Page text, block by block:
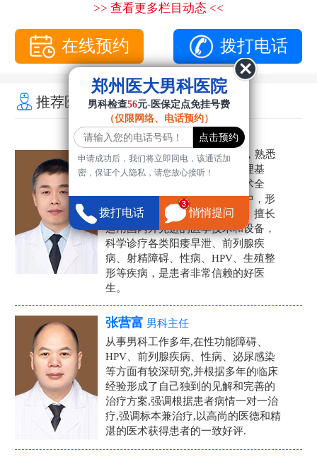
>> 查看更多栏目动态 <<
在线预约 拨打电话
推荐医生
陈锋 男科主任
从事临床医疗、科研工作20年，熟悉
各类泌尿外科、性病疾病的病理基
础，诊断治疗和临床操作，技术全
面。在男科疾病的诊断和诊疗中，形
成了一套独具特色的诊疗方案。擅长
运用国内外先进的医学技术和设备，
科学诊疗各类阳痿早泄、前列腺疾
病、射精障碍、性病、HPV、生殖整
形等疾病，是患者非常信赖的好医
生。
张营富 男科主任
从事男科工作多年,在性功能障碍、
HPV、前列腺疾病、性病、泌尿感染
等方面有较深研究,并根据多年的临床
经验形成了自己独到的见解和完善的
治疗方案,强调根据患者病情一对一治
疗,强调标本兼治疗,以高尚的医德和精
湛的医术获得患者的一致好评.
郑州医大男科医院
男科检查56元-医保定点免挂号费
（仅限网络、电话预约）
申请成功后，我们将立即回电，该通话加
密，保证个人隐私，请您放心接听！
拨打电话 悄悄提问